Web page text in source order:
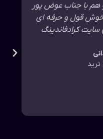
هم با جناب عوض پور
خوش قول و حرفه ای
سایت کرادفاندینگ
ترید